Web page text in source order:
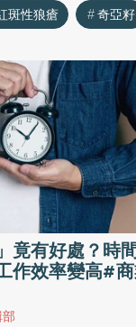
斑性狼瘡 奇亞籽
竟有好處？時
作效率變高#